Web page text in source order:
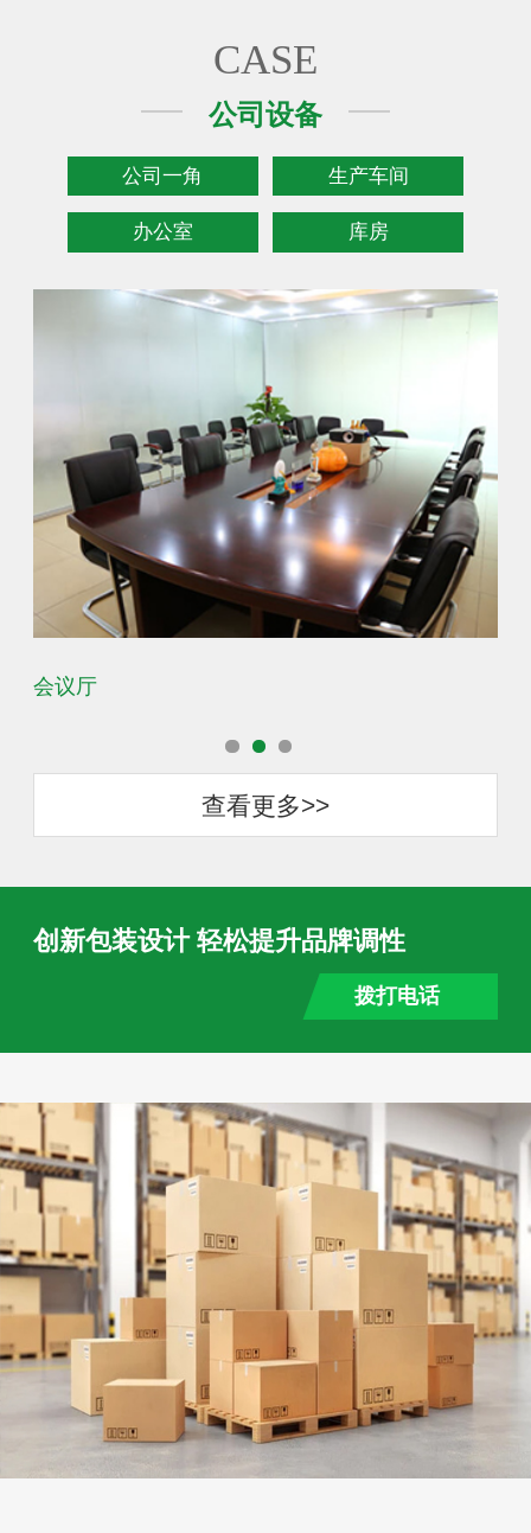
CASE
公司设备
公司一角 生产车间
办公室 库房
会议厅
查看更多>>
创新包装设计 轻松提升品牌调性
拨打电话